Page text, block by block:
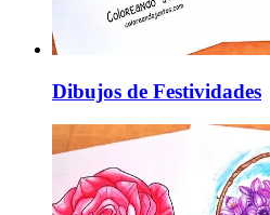
Dibujos de Festividades